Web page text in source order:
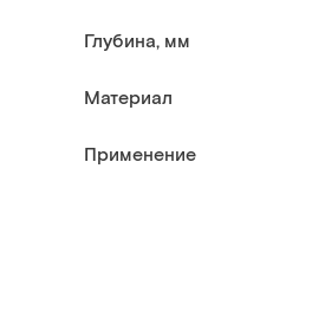
Глубина, мм
Материал
Применение